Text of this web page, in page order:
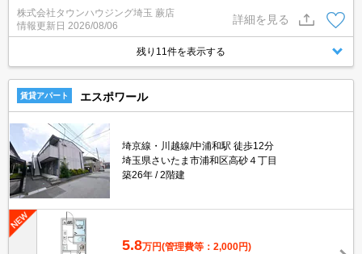
株式会社タウンハウジング埼玉 蕨店
情報更新日 2026/08/06
詳細を見る
残り11件を表示する
賃貸アパート エスポワール
埼京線・川越線/中浦和駅 徒歩12分
埼玉県さいたま市浦和区高砂４丁目
築26年
2階建
5.8万円(管理費等：2,000円)